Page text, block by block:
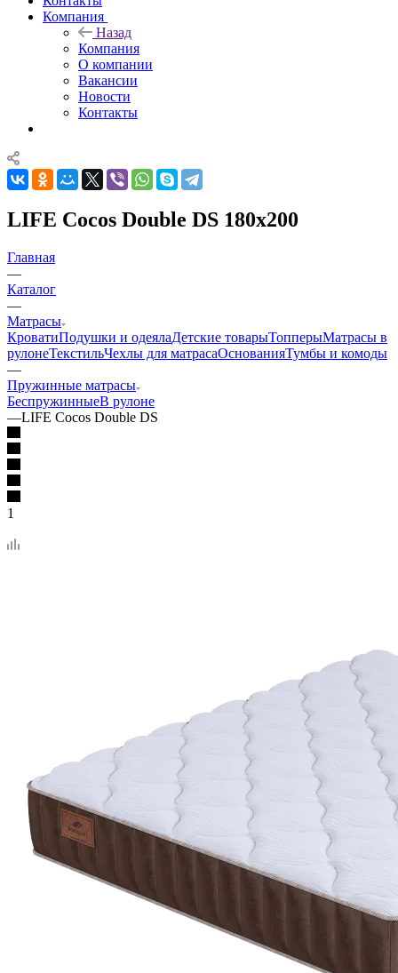
Компания
Назад
Компания
О компании
Вакансии
Новости
Контакты
LIFE Cocos Double DS 180x200
Главная
—
Каталог
—
Матрасы
КроватиПодушки и одеялаДетские товарыТопперыМатрасы в
рулонеТекстильЧехлы для матрасаОснованияТумбы и комоды
—
Пружинные матрасы
БеспружинныеВ рулоне
—LIFE Cocos Double DS
1